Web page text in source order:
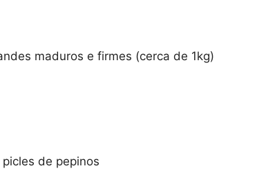
maduros e firmes (cerca de 1kg)
de pepinos